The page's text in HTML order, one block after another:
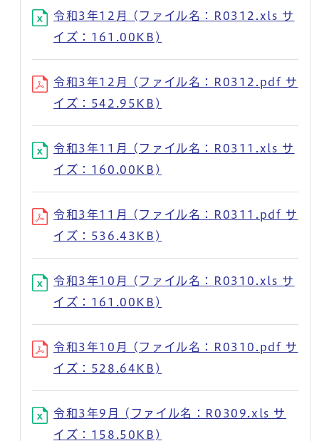
令和3年12月 (ファイル名：R0312.xls サ
イズ：161.00KB)
令和3年12月 (ファイル名：R0312.pdf サ
イズ：542.95KB)
令和3年11月 (ファイル名：R0311.xls サ
イズ：160.00KB)
令和3年11月 (ファイル名：R0311.pdf サ
イズ：536.43KB)
令和3年10月 (ファイル名：R0310.xls サ
イズ：161.00KB)
令和3年10月 (ファイル名：R0310.pdf サ
イズ：528.64KB)
令和3年9月 (ファイル名：R0309.xls サ
イズ：158.50KB)